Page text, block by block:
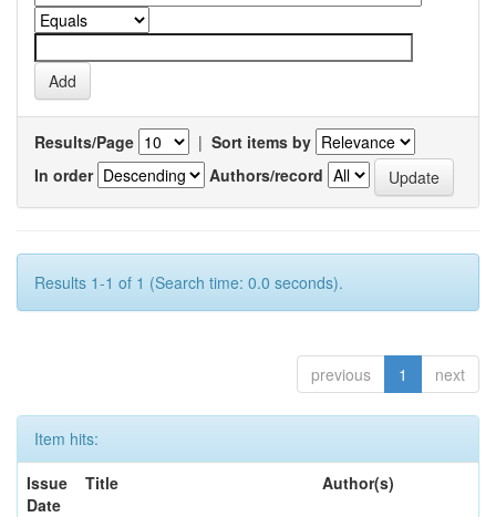
Results/Page | Sort items by
In order
Authors/record
Results 1-1 of 1 (Search time: 0.0 seconds).
previous 1 next
Item hits:
Issue
Date
Title Author(s)